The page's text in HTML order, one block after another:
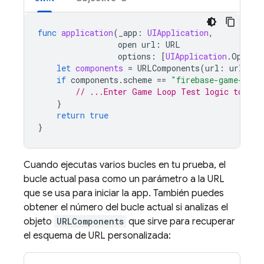
func application( _app : UIApplication,
open url : URL
options : [UIApplication .
let components = URLComponents(url : url
if components . scheme == "firebase-game-
// ...Enter Game Loop Test logic to
}
return true
}
Cuando ejecutas varios bucles en tu prueba, el
bucle actual pasa como un parámetro a la URL
que se usa para iniciar la app. También puedes
obtener el número del bucle actual si analizas el
objeto URLComponents que sirve para recuperar
el esquema de URL personalizada: